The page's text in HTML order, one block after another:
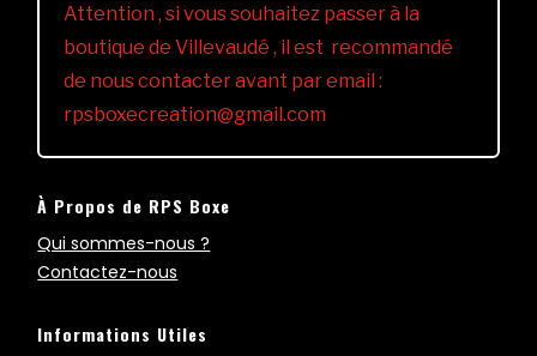
Attention , si vous souhaitez passer à la
boutique de Villevaudé , il est recommandé
de nous contacter avant par email :
rpsboxecreation@gmail.com
À Propos de RPS Boxe
Qui sommes-nous ?
Contactez-nous
Informations Utiles